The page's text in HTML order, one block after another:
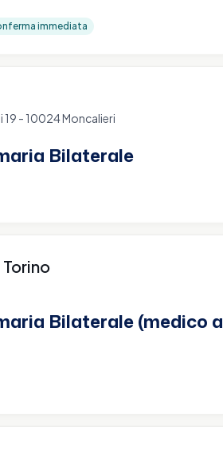
immediata
19 - 10024 Moncalieri
Bilaterale
Bilaterale (medico a